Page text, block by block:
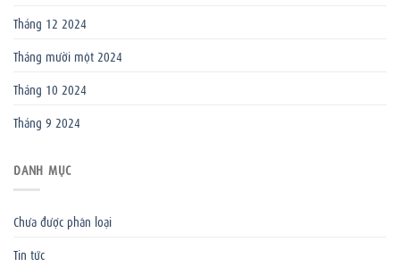
Tháng 12 2024
Tháng mười một 2024
Tháng 10 2024
Tháng 9 2024
DANH MỤC
Chưa được phân loại
Tin tức